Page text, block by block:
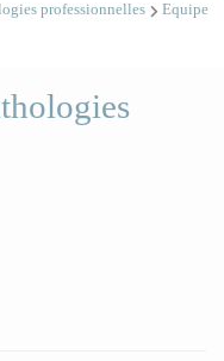
professionnelles
Equipe